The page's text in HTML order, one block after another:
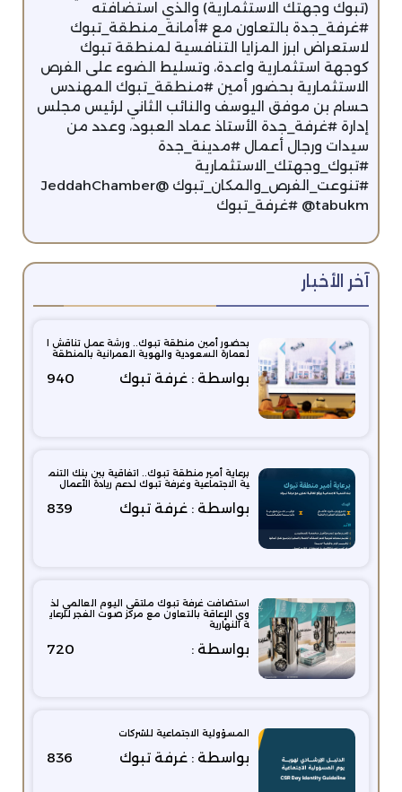
(تبوك وجهتك الاستثمارية) والذي استضافته
#غرفة_جدة بالتعاون مع #أمانة_منطقة_تبوك
لاستعراض ابرز المزايا التنافسية لمنطقة تبوك
كوجهة استثمارية واعدة، وتسليط الضوء على الفرص
الاستثمارية بحضور أمين #منطقة_تبوك المهندس
حسام بن موفق اليوسف والنائب الثاني لرئيس مجلس
إدارة #غرفة_جدة الأستاذ عماد العبود، وعدد من
سيدات ورجال أعمال #مدينة_جدة
#تبوك_وجهتك_الاستثمارية
#تنوعت_الفرص_والمكان_تبوك @JeddahChamber
@tabukm #غرفة_تبوك
آخر الأخبار
بحضور أمين منطقة تبوك.. ورشة عمل تناقش ا
لعمارة السعودية والهوية العمرانية بالمنطقة
بواسطة : غرفة تبوك 940
برعاية أمير منطقة تبوك.. اتفاقية بين بنك التنم
ية الاجتماعية وغرفة تبوك لدعم ريادة الأعمال
بواسطة : غرفة تبوك 839
استضافت غرفة تبوك ملتقى اليوم العالمي لذ
وي الإعاقة بالتعاون مع مركز صوت الفجر للرعاي
ة النهارية
بواسطة : 720
المسؤولية الاجتماعية للشركات
بواسطة : غرفة تبوك 836